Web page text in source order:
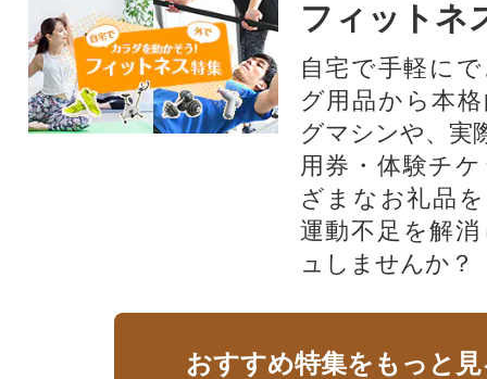
フィットネ
自宅で手軽に
グ用品から本
グマシンや、実
用券・体験チ
ざまなお礼品
運動不足を解
ュしませんか？
おすすめ特集をもっと